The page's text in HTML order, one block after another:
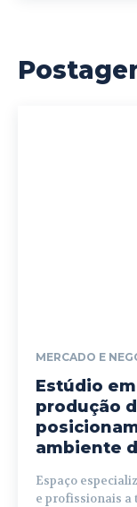
MERCADO E
Estúdio
produção
ambiente
Espaço
e profissionais